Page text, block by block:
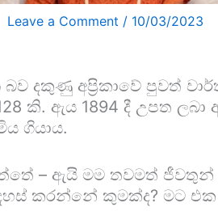
Leave a Comment / 10/03/2023
දකුණු අප්‍රිකාවේ පුවත්
කි. ඇය 1894 දී උපත
ගියාය.
– ඇයි මම තවමත් ජීවතුන්
කරන්නේ කුමක්ද? මට